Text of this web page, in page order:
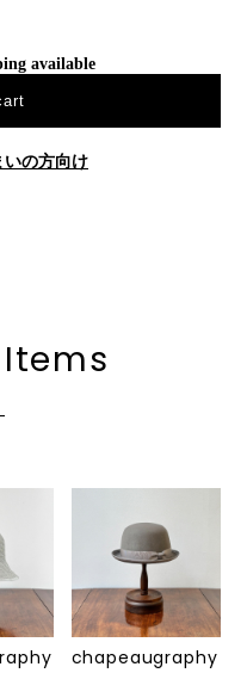
available
いの方向け
chapeaugraphy